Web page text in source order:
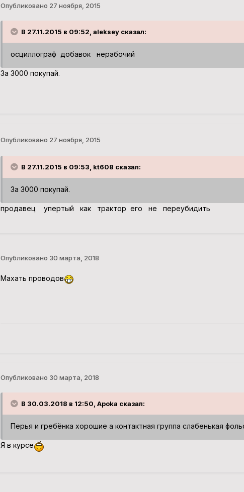
Опубликовано 27 ноября, 2015
В 27.11.2015 в 09:52, aleksey сказал:
осциллограф добавок нерабочий
За 3000 покупай.
Опубликовано 27 ноября, 2015
В 27.11.2015 в 09:53, kt608 сказал:
За 3000 покупай.
продавец упертый как трактор его не переубидить
Опубликовано 30 марта, 2018
Махать проводов
Опубликовано 30 марта, 2018
В 30.03.2018 в 12:50, Apoka сказал:
Перья и гребёнка хорошие а контактная группа слабенькая
Я в курсе